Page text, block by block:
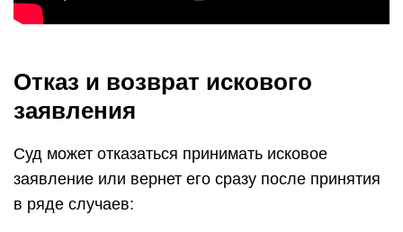
Отказ и возврат искового
заявления
Суд может отказаться принимать исковое
заявление или вернет его сразу после принятия
в ряде случаев: